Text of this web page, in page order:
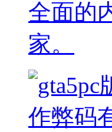
全面的
家。